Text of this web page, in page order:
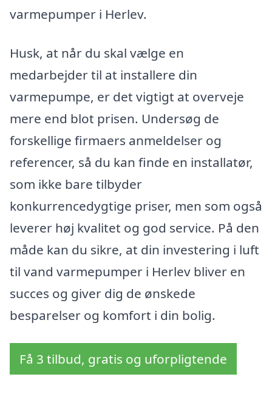
varmepumper i Herlev.
Husk, at når du skal vælge en
medarbejder til at installere din
varmepumpe, er det vigtigt at overveje
mere end blot prisen. Undersøg de
forskellige firmaers anmeldelser og
referencer, så du kan finde en installatør,
som ikke bare tilbyder
konkurrencedygtige priser, men som også
leverer høj kvalitet og god service. På den
måde kan du sikre, at din investering i luft
til vand varmepumper i Herlev bliver en
succes og giver dig de ønskede
besparelser og komfort i din bolig.
Få 3 tilbud, gratis og uforpligtende